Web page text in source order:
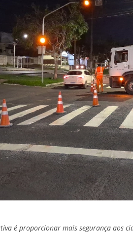
é proporcionar mais segurança aos